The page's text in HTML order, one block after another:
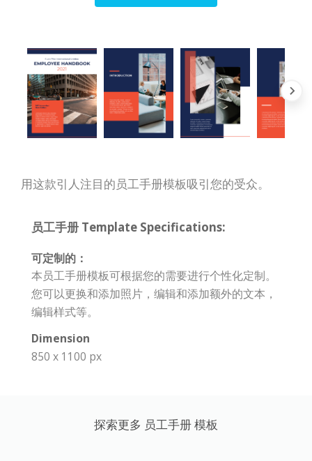
用这款引人注目的员工手册模板吸引您的受众。
员工手册 Template Specifications:
可定制的：
本员工手册模板可根据您的需要进行个性化定制。
您可以更换和添加照片，编辑和添加额外的文本，
编辑样式等。
Dimension
850 x 1100 px
探索更多 员工手册 模板